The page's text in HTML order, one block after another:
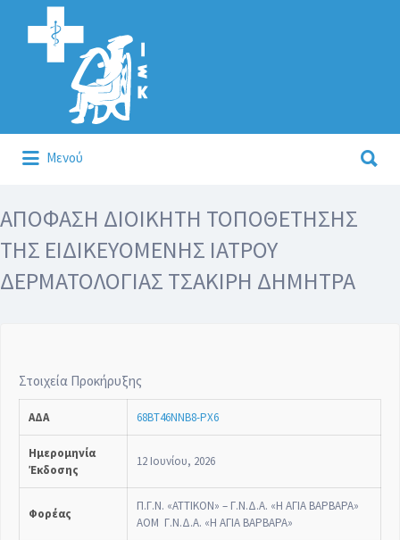
Αναζήτηση
για:
Μενού
για:
ΑΠΟΦΑΣΗ ΔΙΟΙΚΗΤΗ ΤΟΠΟΘΕΤΗΣΗΣ
ΤΗΣ ΕΙΔΙΚΕΥΟΜΕΝΗΣ ΙΑΤΡΟΥ
ΔΕΡΜΑΤΟΛΟΓΙΑΣ ΤΣΑΚΙΡΗ ΔΗΜΗΤΡΑ
Στοιχεία Προκήρυξης
ΑΔΑ 68ΒΤ46ΝΝΒ8-ΡΧ6
Ημερομηνία
Έκδοσης
12 Ιουνίου, 2026
Φορέας
Π.Γ.Ν. «ΑΤΤΙΚΟΝ» – Γ.Ν.Δ.Α. «Η ΑΓΙΑ ΒΑΡΒΑΡΑ»
ΑΟΜ Γ.Ν.Δ.Α. «Η ΑΓΙΑ ΒΑΡΒΑΡΑ»